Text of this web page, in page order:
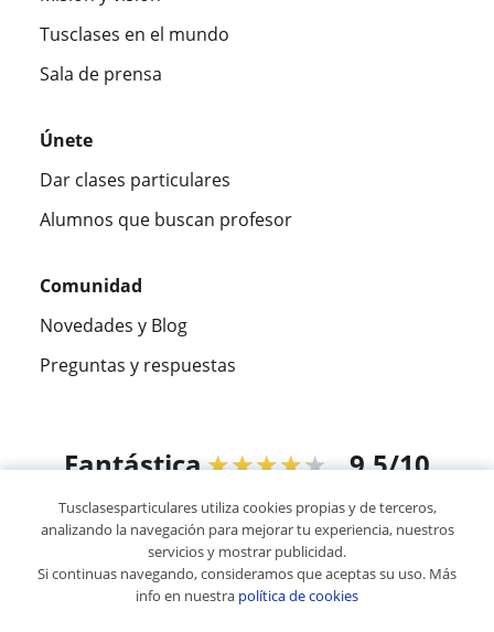
Tusclases en el mundo
Sala de prensa
Únete
Dar clases particulares
Alumnos que buscan profesor
Comunidad
Novedades y Blog
Preguntas y respuestas
Fantástica★★★★★ 9,5/10
305915opiniones de alumnos
© 2007 - 2026 Tusclasesparticulares.com.ec
Tusclasesparticulares utiliza cookies propias y de terceros,
analizando la navegación para mejorar tu experiencia, nuestros
servicios y mostrar publicidad.
Si continuas navegando, consideramos que aceptas su uso. Más
info en nuestra política de cookies